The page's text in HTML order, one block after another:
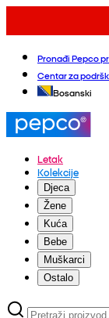
Pronađi Pepco
Centar za
Bosanski
Letak
Kolekcije
Djeca
Žene
Kuća
Bebe
Muškarci
Ostalo